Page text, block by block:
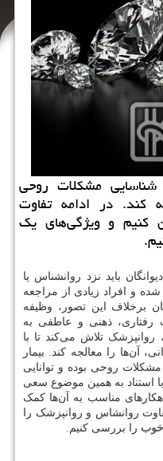
مشكلات روحی
كند. در ادامه تفاوت
كنیم و ویژگی‌های یك
باید نزد روانشناس یا
شده و افراد زیادی از مراجعه
برخلاف این تصور، وظیفه
رفتاری، ذهنی و عاطفی به
روانپزشک تلاش می‌کند تا با
آن‌ها را معالجه کند. بیمار
مشکلات روحی بوده و توانایی
استناد به همین موضوع سعی
مناسب به آن‌ها کمک
روانشاس و روانپزشک را
خوب را بررسی کنیم.